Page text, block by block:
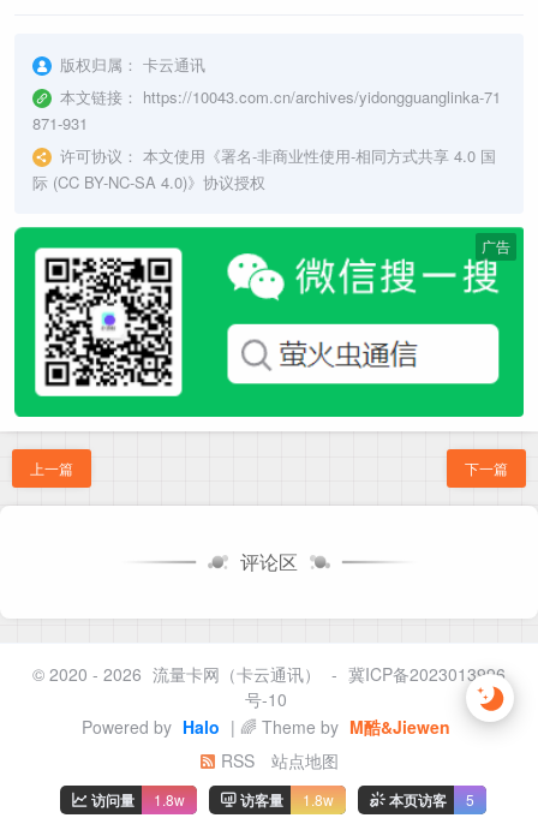
版权归属： 卡云通讯
本文链接： https://10043.com.cn/archives/yidongguanglinka-71
871-931
许可协议： 本文使用《署名-非商业性使用-相同方式共享 4.0 国
际 (CC BY-NC-SA 4.0)》协议授权
广告
上一篇 下一篇
评论区
© 2020 - 2026 流量卡网（卡云通讯） - 冀ICP备2023013996
号-10
Powered by Halo | 🌈 Theme by M酷&Jiewen
RSS
站点地图
访问量 1.8w 访客量 1.8w 本页访客 5